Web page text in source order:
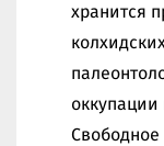
хранится
оккупации
Свободное